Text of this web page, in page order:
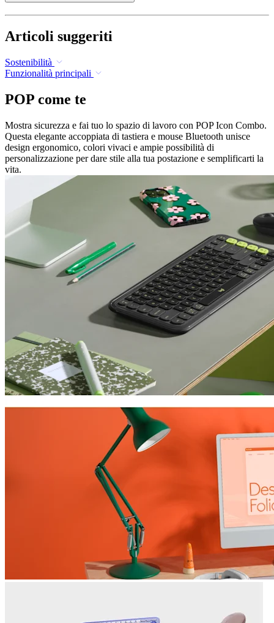
Articoli suggeriti
Sostenibilità
Funzionalità principali
POP come te
Mostra sicurezza e fai tuo lo spazio di lavoro con POP Icon Combo.
Questa elegante accoppiata di tastiera e mouse Bluetooth unisce
design ergonomico, colori vivaci e ampie possibilità di
personalizzazione per dare stile alla tua postazione e semplificarti la
vita.